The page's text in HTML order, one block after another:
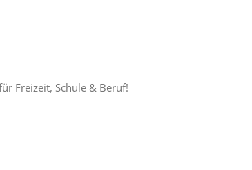
Freizeit, Schule & Beruf!